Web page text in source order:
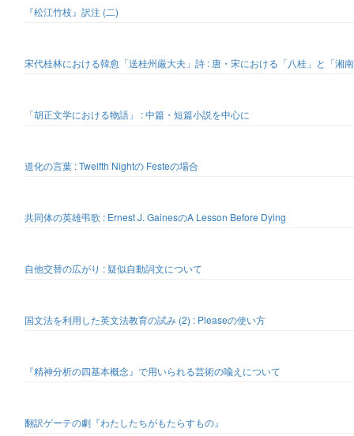
『松江竹枝』訳注 (二)
宋代桂林における韓愈「送桂州厳大夫」詩 : 唐・宋における「八桂」と「湘
「胡正文学における物語」 : 中篇・短篇小説を中心に
道化の言葉 : Twelfth Nightの Festeの場合
共同体の英雄弔歌 : Ernest J. GainesのA Lesson Before Dying
自他交替の広がり : 疑似自動詞文について
国文法を利用した英文法教育の試み (2) : Pleaseの使い方
『精神分析の四基本概念』で用いられる芸術の喩えについて
翻訳ゲーテの劇『わたしたちがもたらすもの』